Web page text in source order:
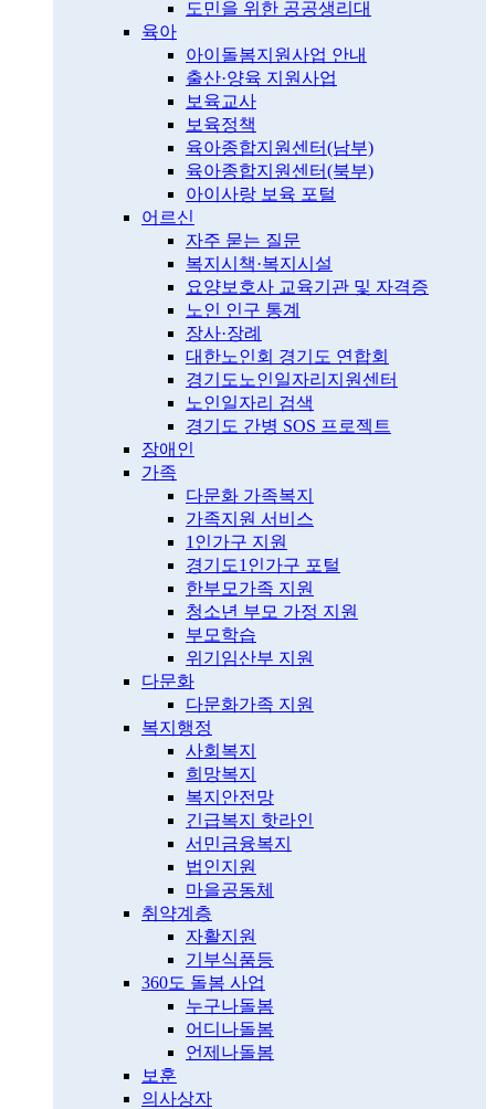
도민을 위한 공공생리대
육아
아이돌봄지원사업 안내
출산·양육 지원사업
보육교사
보육정책
육아종합지원센터(남부)
육아종합지원센터(북부)
아이사랑 보육 포털
어르신
자주 묻는 질문
복지시책·복지시설
요양보호사 교육기관 및 자격증
노인 인구 통계
장사·장례
대한노인회 경기도 연합회
경기도노인일자리지원센터
노인일자리 검색
경기도 간병 SOS 프로젝트
장애인
가족
다문화 가족복지
가족지원 서비스
1인가구 지원
경기도1인가구 포털
한부모가족 지원
청소년 부모 가정 지원
부모학습
위기임산부 지원
다문화
다문화가족 지원
복지행정
사회복지
희망복지
복지안전망
긴급복지 핫라인
서민금융복지
법인지원
마을공동체
취약계층
자활지원
기부식품등
360도 돌봄 사업
누구나돌봄
어디나돌봄
언제나돌봄
보훈
의사상자